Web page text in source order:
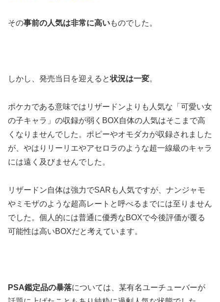
その事前の人気は非常に高いものでした。
しかし、発売当日を迎えると状況は一変。
ポケカである意味ではリザードンよりも人気な「可愛い女
の子キャラ」の収録が弱くBOX自体の人気はそこまで高
くなりませんでした。ポピーやオモダカが収録されました
が、やはりリーリエやアセロラのような超一線級のキャラ
には遠く及びませんでした。
リザードン自体は強力でSARも人気ですが、ナンジャモ
やミモザのような超高レートと呼べるまでには至りません
でした。個人的には普通に優秀なBOXで今後評価が覆る
可能性は高いBOXだと考えています。
PSA鑑定品の暴落については、某有名ユーチューバーが